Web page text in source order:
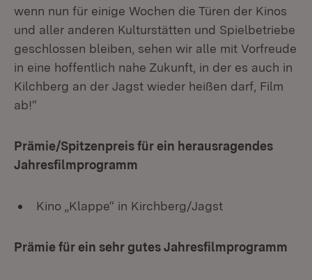
wenn nun für einige Wochen die Türen der Kinos
und aller anderen Kulturstätten und Spielbetriebe
geschlossen bleiben, sehen wir alle mit Vorfreude
in eine hoffentlich nahe Zukunft, in der es auch in
Kilchberg an der Jagst wieder heißen darf, Film
ab!“
Prämie/Spitzenpreis für ein herausragendes
Jahresfilmprogramm
Kino „Klappe“ in Kirchberg/Jagst
Prämie für ein sehr gutes Jahresfilmprogramm